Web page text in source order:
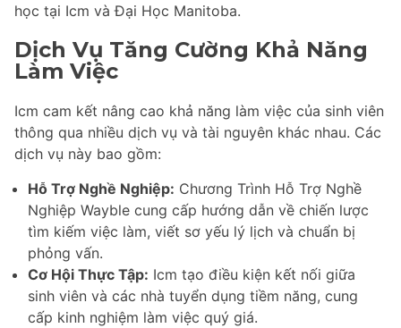
học tại Icm và Đại Học Manitoba.
Dịch Vụ Tăng Cường Khả Năng
Làm Việc
Icm cam kết nâng cao khả năng làm việc của sinh viên
thông qua nhiều dịch vụ và tài nguyên khác nhau. Các
dịch vụ này bao gồm:
Hỗ Trợ Nghề Nghiệp: Chương Trình Hỗ Trợ Nghề
Nghiệp Wayble cung cấp hướng dẫn về chiến lược
tìm kiếm việc làm, viết sơ yếu lý lịch và chuẩn bị
phỏng vấn.
Cơ Hội Thực Tập: Icm tạo điều kiện kết nối giữa
sinh viên và các nhà tuyển dụng tiềm năng, cung
cấp kinh nghiệm làm việc quý giá.